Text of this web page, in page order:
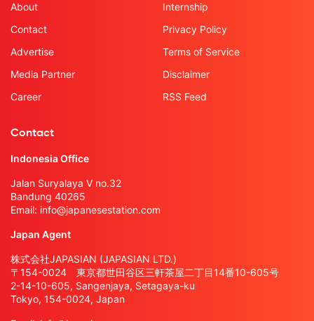
About
Contact
Advertise
Media Partner
Career
Internship
Privacy Policy
Terms of Service
Disclaimer
RSS Feed
Contact
Indonesia Office
Jalan Suryalaya V no.32
Bandung 40265
Email: info@japanesestation.com
Japan Agent
株式会社JAPASIAN (JAPASIAN LTD.)
〒154-0024 東京都世田谷区三軒茶屋二丁目14番10-605号
2-14-10-605, Sangenjaya, Setagaya-ku
Tokyo, 154-0024, Japan